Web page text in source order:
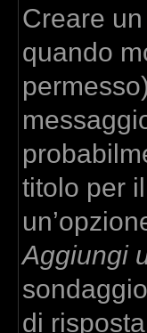
Creare
quando
titolo per
Aggiungi
di